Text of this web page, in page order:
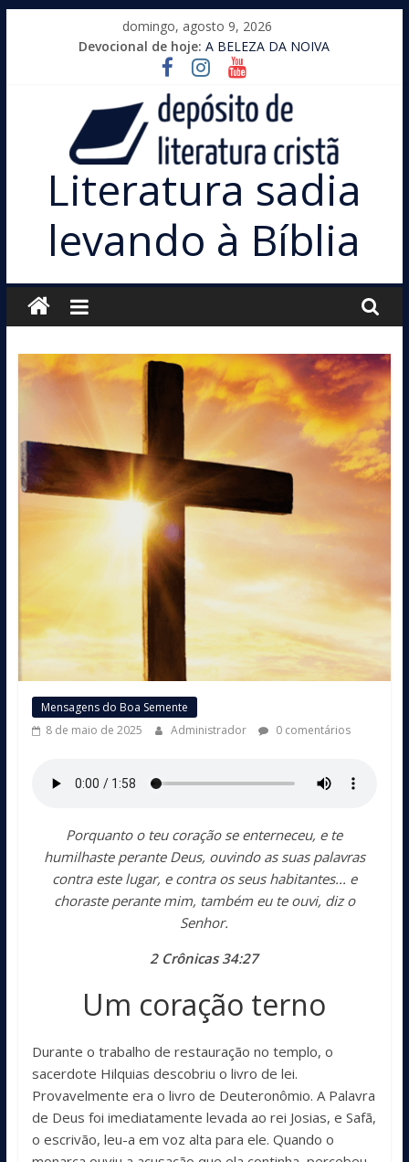
domingo, agosto 9, 2026
Devocional de hoje: A BELEZA DA NOIVA
Literatura sadia
levando à Bíblia
Mensagens do Boa Semente
8 de maio de 2025
Administrador 0 comentários
Porquanto o teu coração se enterneceu, e te
humilhaste perante Deus, ouvindo as suas palavras
contra este lugar, e contra os seus habitantes... e
choraste perante mim, também eu te ouvi, diz o
Senhor.
2 Crônicas 34:27
Um coração terno
Durante o trabalho de restauração no templo, o
sacerdote Hilquias descobriu o livro de lei.
Provavelmente era o livro de Deuteronômio. A Palavra
de Deus foi imediatamente levada ao rei Josias, e Safã,
o escrivão, leu-a em voz alta para ele. Quando o